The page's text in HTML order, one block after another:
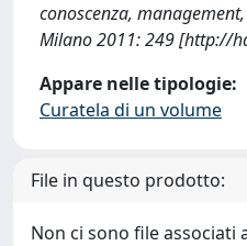
conoscenza,
Milano 2011: 249 [http://
Appare nelle tipologie:
Curatela di un volume
File in questo prodotto:
Non ci sono file associati